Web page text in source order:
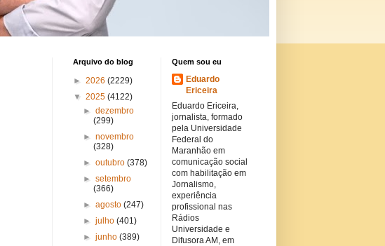
Arquivo do blog
► 2026 (2229)
▼ 2025 (4122)
► dezembro
(299)
► novembro
(328)
► outubro (378)
► setembro
(366)
► agosto (247)
► julho (401)
► junho (389)
Quem sou eu
Eduardo
Ericeira
Eduardo Ericeira,
jornalista, formado
pela Universidade
Federal do
Maranhão em
comunicação social
com habilitação em
Jornalismo,
experiência
profissional nas
Rádios
Universidade e
Difusora AM, em